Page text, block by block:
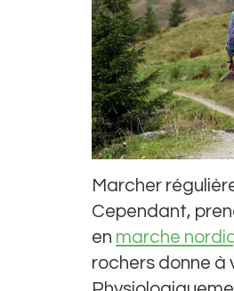
Marcher
Cependant,
en marche
rochers donne